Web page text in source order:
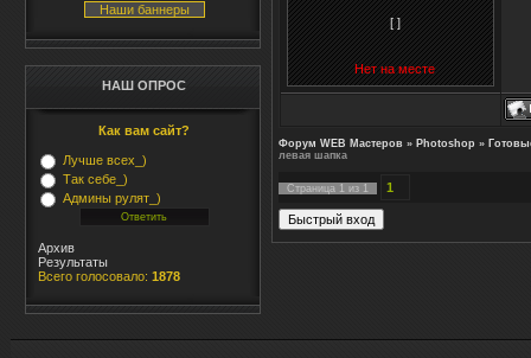
Наши баннеры
НАШ ОПРОС
Как вам сайт?
Лучше всех_)
Так себе_)
Админы рулят_)
Архив
Результаты
Всего голосовало: 1878
[ ]
Нет на месте
Форум WEB Мастеров » Photoshop »
левая шапка
Страница 1 из 1 1